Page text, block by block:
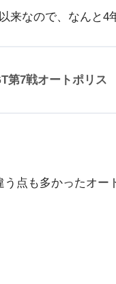
来なので、なんと4
第7戦オートポリス
点も多かったオー